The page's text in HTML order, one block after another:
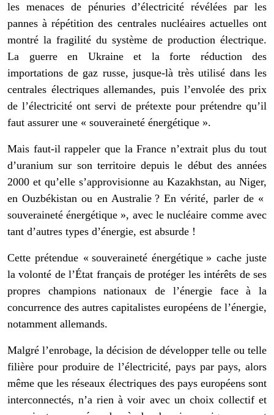
les menaces de pénuries d’électricité révélées par les
pannes à répétition des centrales nucléaires actuelles ont
montré la fragilité du système de production électrique.
La guerre en Ukraine et la forte réduction des
importations de gaz russe, jusque-là très utilisé dans les
centrales électriques allemandes, puis l’envolée des prix
de l’électricité ont servi de prétexte pour prétendre qu’il
faut assurer une « souveraineté énergétique ».
Mais faut-il rappeler que la France n’extrait plus du tout
d’uranium sur son territoire depuis le début des années
2000 et qu’elle s’approvisionne au Kazakhstan, au Niger,
en Ouzbékistan ou en Australie ? En vérité, parler de «
souveraineté énergétique », avec le nucléaire comme avec
tant d’autres types d’énergie, est absurde !
Cette prétendue « souveraineté énergétique » cache juste
la volonté de l’État français de protéger les intérêts de ses
propres champions nationaux de l’énergie face à la
concurrence des autres capitalistes européens de l’énergie,
notamment allemands.
Malgré l’enrobage, la décision de développer telle ou telle
filière pour produire de l’électricité, pays par pays, alors
même que les réseaux électriques des pays européens sont
interconnectés, n’a rien à voir avec un choix collectif et